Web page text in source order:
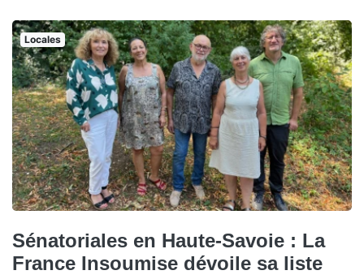
Locales
Sénatoriales en Haute-Savoie : La
France Insoumise dévoile sa liste